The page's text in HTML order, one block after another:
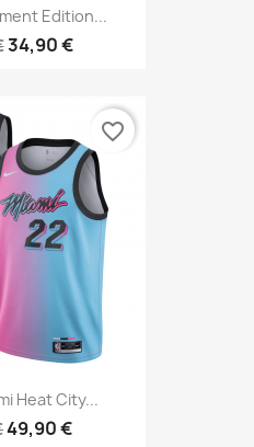
Edition...
34,90 €
Heat City...
49,90 €
favorite_border